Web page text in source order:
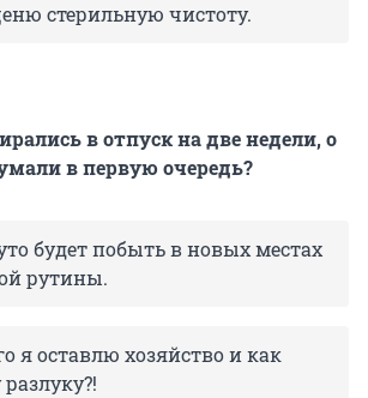
стерильную чистоту.
в отпуск на две недели, о
в первую очередь?
будет побыть в новых местах
рутины.
я оставлю хозяйство и как